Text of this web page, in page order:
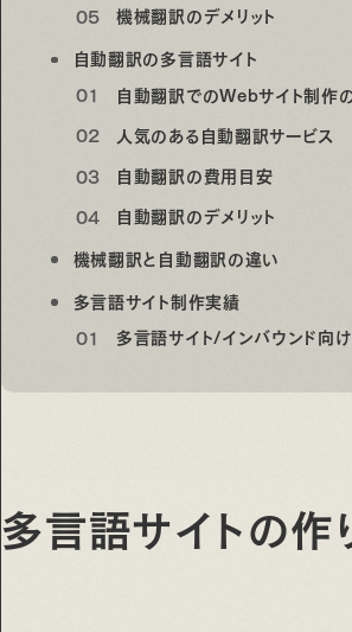
機械翻訳のデメリット
自動翻訳の多言語サイト
自動翻訳でのWebサイト制作
人気のある自動翻訳サービス
自動翻訳の費用目安
自動翻訳のデメリット
機械翻訳と自動翻訳の違い
多言語サイト制作実績
多言語サイト/インバウンド向
多言語サイトの作